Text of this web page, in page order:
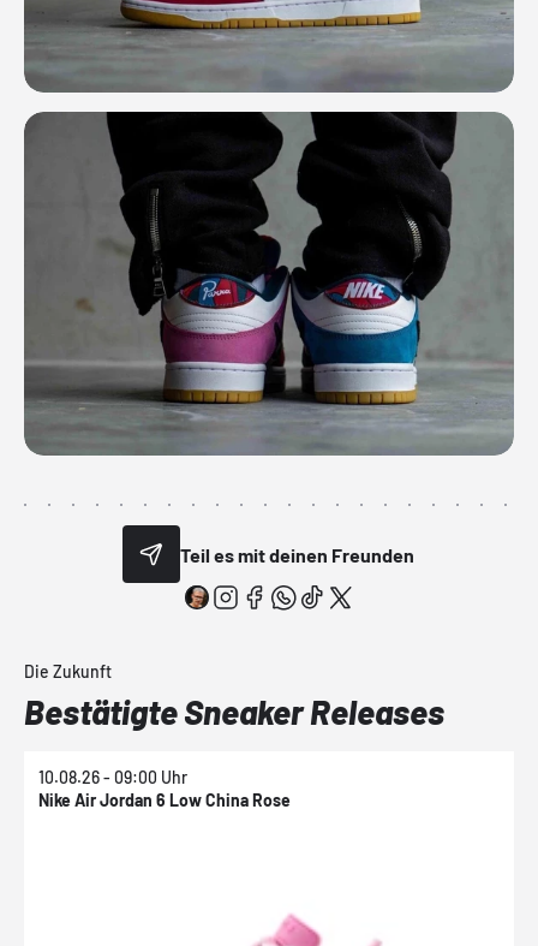
Teil es mit deinen Freunden
Die Zukunft
Bestätigte Sneaker Releases
10.08.26 - 09:00 Uhr
Nike Air Jordan 6 Low China Rose